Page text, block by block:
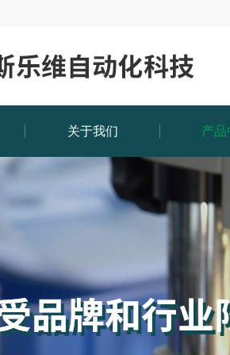
关于我们 产品